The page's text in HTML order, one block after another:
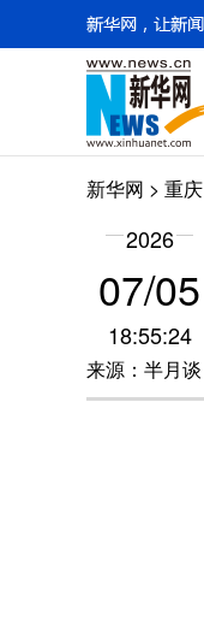
新华网 > 重庆
2026
07/05
18:55:24
来源：半月谈